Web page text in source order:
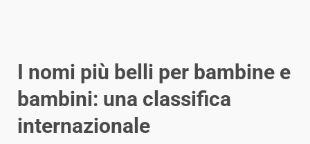
I nomi più belli per bambine e
bambini: una classifica
internazionale